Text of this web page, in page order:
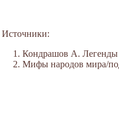
Источники:
Кондрашов А.
Мифы народов мира/